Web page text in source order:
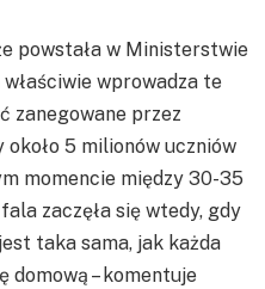
powstała w Ministerstwie
wprowadza te
zanegowane przez
5 milionów uczniów
momencie między 30-35
zaczęła się wtedy, gdy
taka sama, jak każda
domową – komentuje